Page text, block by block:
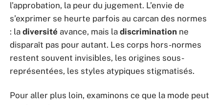
l’approbation, la peur du jugement. L’envie de
s’exprimer se heurte parfois au carcan des normes
: la diversité avance, mais la discrimination ne
disparaît pas pour autant. Les corps hors-normes
restent souvent invisibles, les origines sous-
représentées, les styles atypiques stigmatisés.
Pour aller plus loin, examinons ce que la mode peut